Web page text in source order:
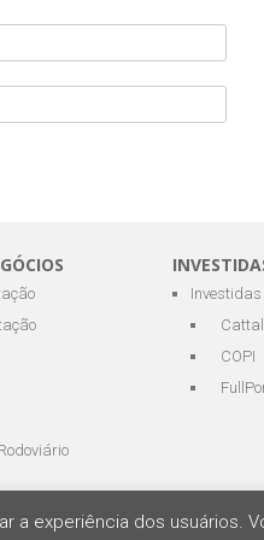
Investidas
COPI
a experiência dos usuários.